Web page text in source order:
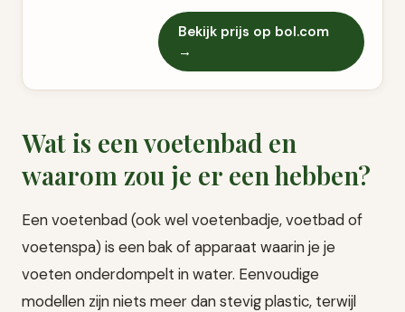
Bekijk prijs op bol.com
→
Wat is een voetenbad en
waarom zou je er een hebben?
Een voetenbad (ook wel voetenbadje, voetbad of
voetenspa) is een bak of apparaat waarin je je
voeten onderdompelt in water. Eenvoudige
modellen zijn niets meer dan stevig plastic, terwijl